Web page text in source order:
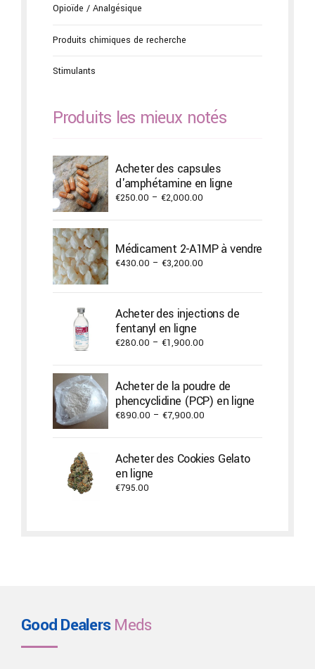
Opioïde / Analgésique
Produits chimiques de recherche
Stimulants
Produits les mieux notés
Acheter des capsules
d'amphétamine en ligne
€250.00 – €2,000.00
through
€2,000.00
Médicament 2-A1MP à vendre
€430.00 – €3,200.00
through
€3,200.00
Acheter des injections de
fentanyl en ligne
€280.00 – €1,900.00
through
€1,900.00
Acheter de la poudre de
phencyclidine (PCP) en ligne
€890.00 – €7,900.00
through
Acheter des Cookies Gelato
en ligne
€795.00
Good DealersMeds